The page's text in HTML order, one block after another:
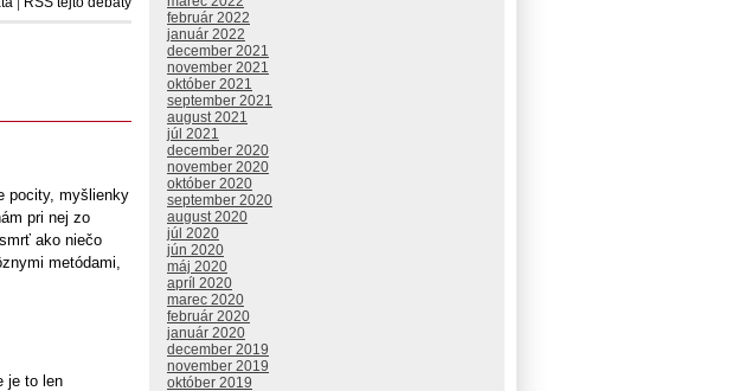
pocity, myšlienky
pri nej zo
ako niečo
metódami,
je to len
február 2022
január 2022
december 2021
november 2021
október 2021
september 2021
august 2021
júl 2021
december 2020
november 2020
október 2020
september 2020
august 2020
júl 2020
jún 2020
máj 2020
apríl 2020
marec 2020
február 2020
január 2020
december 2019
november 2019
október 2019